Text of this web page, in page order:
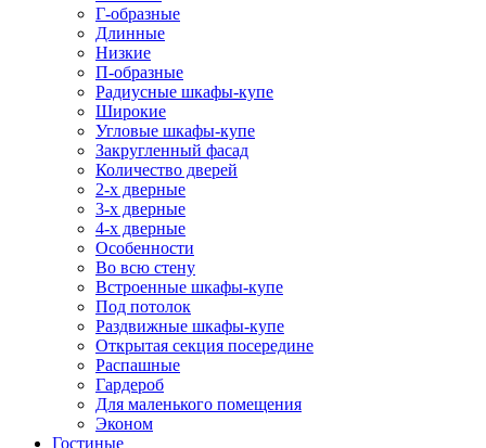
Г-образные
Длинные
Низкие
П-образные
Радиусные шкафы-купе
Широкие
Угловые шкафы-купе
Закругленный фасад
Количество дверей
2-х дверные
3-х дверные
4-х дверные
Особенности
Во всю стену
Встроенные шкафы-купе
Под потолок
Раздвижные шкафы-купе
Открытая секция посередине
Распашные
Гардероб
Для маленького помещения
Эконом
Гостиные